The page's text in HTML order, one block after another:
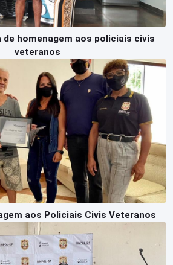
de homenagem aos policiais civis
veteranos
aos Policiais Civis Veteranos